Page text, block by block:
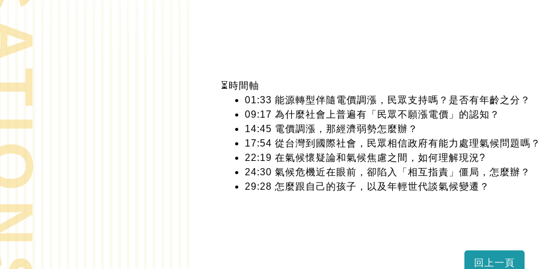
⏳時間軸
01:33 能源轉型伴隨電價調漲，民眾支持嗎？是否有年齡之分？
09:17 為什麼社會上普遍有「民眾不願漲電價」的認知？
14:45 電價調漲，那經濟弱勢怎麼辦？
17:54 從台灣到國際社會，民眾相信政府有能力處理氣候問題嗎
22:19 在氣候懷疑論和氣候焦慮之間，如何理解現況?
24:30 氣候危機近在眼前，卻陷入「相互指責」僵局，怎麼辦？
29:28 怎麼跟自己的孩子，以及年輕世代談氣候變遷？